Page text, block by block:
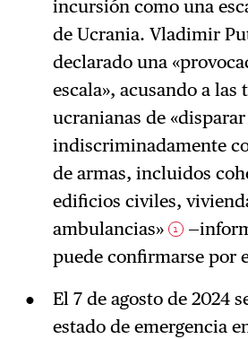
incursión como una
de Ucrania. Vladimir
declarado una
escala», acusando a las
ucranianas de «disparar
indiscriminadamente
de armas, incluidos
edificios civiles,
ambulancias»
1
puede confirmarse por
El 7 de agosto de 2024
estado de emergencia